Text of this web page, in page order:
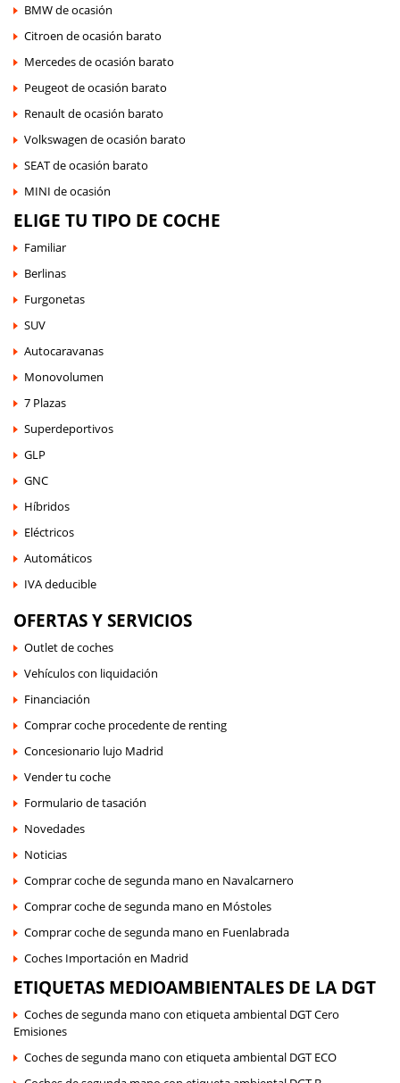
BMW de ocasión
Citroen de ocasión barato
Mercedes de ocasión barato
Peugeot de ocasión barato
Renault de ocasión barato
Volkswagen de ocasión barato
SEAT de ocasión barato
MINI de ocasión
ELIGE TU TIPO DE COCHE
Familiar
Berlinas
Furgonetas
SUV
Autocaravanas
Monovolumen
7 Plazas
Superdeportivos
GLP
GNC
Híbridos
Eléctricos
Automáticos
IVA deducible
OFERTAS Y SERVICIOS
Outlet de coches
Vehículos con liquidación
Financiación
Comprar coche procedente de renting
Concesionario lujo Madrid
Vender tu coche
Formulario de tasación
Novedades
Noticias
Comprar coche de segunda mano en Navalcarnero
Comprar coche de segunda mano en Móstoles
Comprar coche de segunda mano en Fuenlabrada
Coches Importación en Madrid
ETIQUETAS MEDIOAMBIENTALES DE LA DGT
Coches de segunda mano con etiqueta ambiental DGT Cero
Emisiones
Coches de segunda mano con etiqueta ambiental DGT ECO